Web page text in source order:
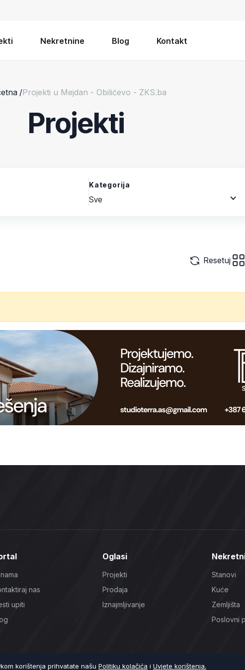
Nekretnine Blog Kontakt
/Projekti u Mejdan - Obilićevo - ZKS.ba
Projekti
Kategorija
Sve
Resetuj
nas
upiti
Oglasi
Projekti
Prodaja
Iznajmljivanje
Stanovi
Kuće
Zemljišta
Poslovni
korištenja prihvatate našu Politiku kolačića i Uvjete korištenja.